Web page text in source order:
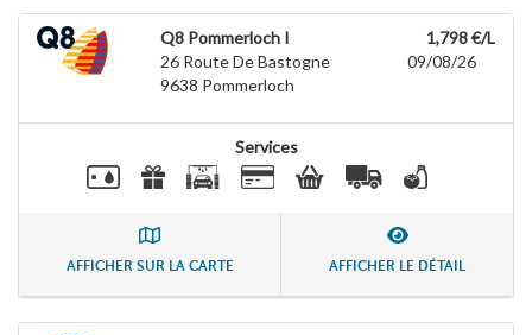
Q8 Pommerloch I
26 Route De Bastogne
9638 Pommerloch
1,798 €/L
09/08/26
Services
AFFICHER SUR LA CARTE AFFICHER LE DÉTAIL